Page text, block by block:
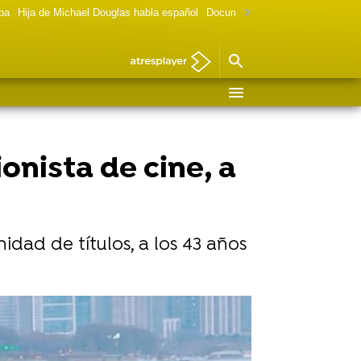
Hija de Michael Douglas habla español Documental Las chicas Gilmore
de cine, a
de títulos, a los 43 años